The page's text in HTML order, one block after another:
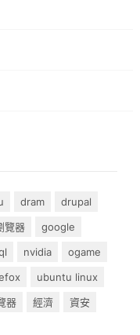
dram
drupal
覽器
google
nvidia
ogame
ubuntu linux
器 經濟
資安